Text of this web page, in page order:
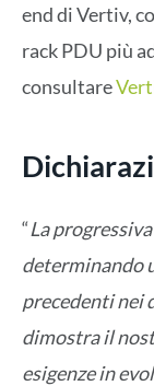
end di Vertiv,
rack PDU più
consultare
“La
determinando
precedenti nei
dimostra il
esigenze in